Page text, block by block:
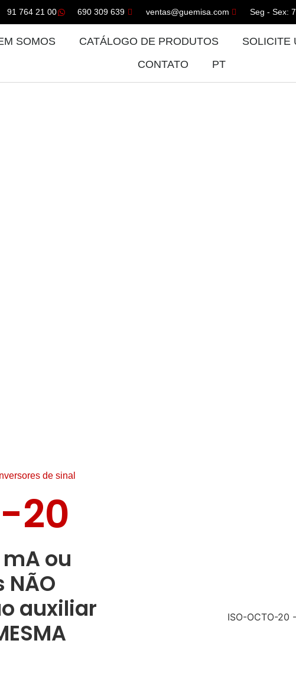
91 764 21 00 690 309 639 ventas@guemisa.com Seg - Sex:
SOMOS CATÁLOGO DE PRODUTOS
SOLICITE
CONTATO
PT
de sinal
20
ou
auxiliar